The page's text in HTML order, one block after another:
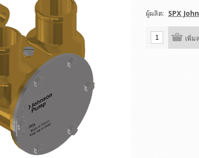
ผู้ผลิต: SPX
เพิ่ม